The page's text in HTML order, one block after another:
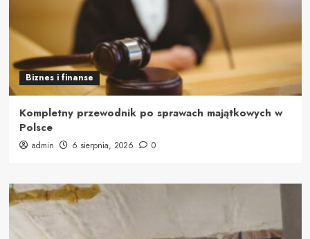
Biznes i finanse
Kompletny przewodnik po sprawach majątkowych w
Polsce
admin 6 sierpnia, 2026 0